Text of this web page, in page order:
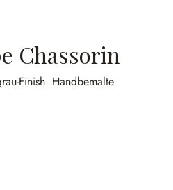
Chassorin
Finish. Handbemalte